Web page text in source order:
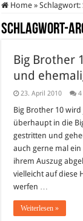
Home » Schlagwort:
Schlagwort-
Big Brother
und
23. April 2010 4
Big Brother 10
überhaupt in die
gestritten und
auch gerne mal
ihrem Auszug
vielleicht auf diese
werfen …
Weiterlesen »